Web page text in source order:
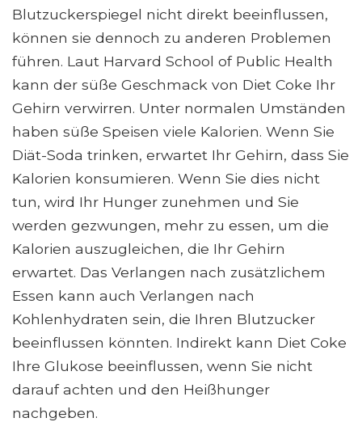
Blutzuckerspiegel nicht direkt beeinflussen,
können sie dennoch zu anderen Problemen
führen. Laut Harvard School of Public Health
kann der süße Geschmack von Diet Coke Ihr
Gehirn verwirren. Unter normalen Umständen
haben süße Speisen viele Kalorien. Wenn Sie
Diät-Soda trinken, erwartet Ihr Gehirn, dass Sie
Kalorien konsumieren. Wenn Sie dies nicht
tun, wird Ihr Hunger zunehmen und Sie
werden gezwungen, mehr zu essen, um die
Kalorien auszugleichen, die Ihr Gehirn
erwartet. Das Verlangen nach zusätzlichem
Essen kann auch Verlangen nach
Kohlenhydraten sein, die Ihren Blutzucker
beeinflussen könnten. Indirekt kann Diet Coke
Ihre Glukose beeinflussen, wenn Sie nicht
darauf achten und den Heißhunger
nachgeben.